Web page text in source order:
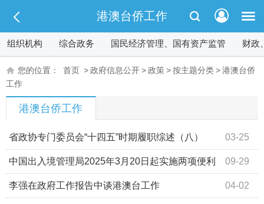
港澳台侨工作
组织机构 综合政务 国民经济管理、国有资产监管 财政
您的位置： 首页 >政府信息公开>政策>按主题分类>港澳台侨
工作
港澳台侨工作
03-25
省政协专门委员会“十四五”时期履职综述（八）
——聚焦港澳 聚力开放 为现代化新青海建设贡献智慧和力
量
09-29
中国出入境管理局2025年3月20日起实施两项便利
港澳台居民在内地（大陆）生活发展新举措 04-02
李强在政府工作报告中谈港澳台工作